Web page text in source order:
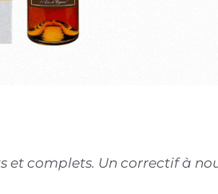
et complets. Un correctif à